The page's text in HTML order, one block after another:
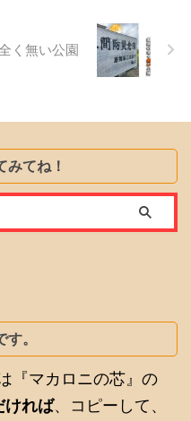
く無い公園
てね！
。
『マカロニの芯』の
ければ、コピーして、